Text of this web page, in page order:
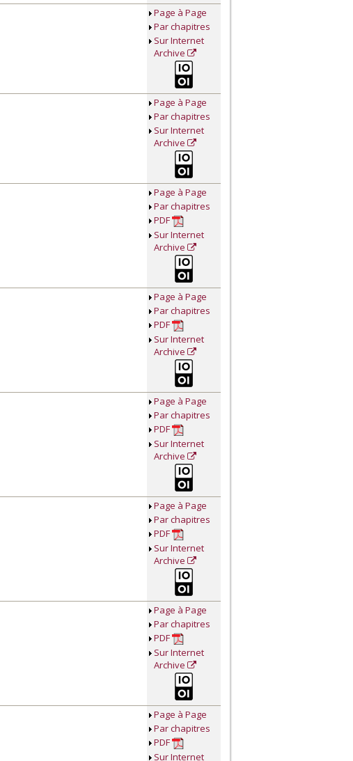
Page à Page
Par chapitres
Sur Internet
Archive
Page à Page
Par chapitres
Sur Internet
Archive
Page à Page
Par chapitres
PDF
Sur Internet
Archive
Page à Page
Par chapitres
PDF
Sur Internet
Archive
Page à Page
Par chapitres
PDF
Sur Internet
Archive
Page à Page
Par chapitres
PDF
Sur Internet
Archive
Page à Page
Par chapitres
PDF
Sur Internet
Archive
Page à Page
Par chapitres
PDF
Sur Internet